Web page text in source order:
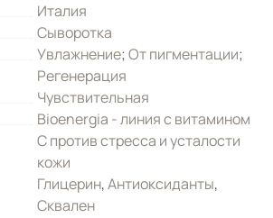
Италия
Сыворотка
Увлажнение;От пигментации;
Регенерация
Чувствительная
Bioenergia - линия с витамином
С против стресса и усталости
кожи
Глицерин,Антиоксиданты,
Сквален